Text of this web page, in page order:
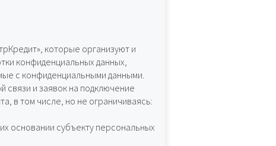
которые организуют и
конфиденциальных данных,
с конфиденциальными данными.
и заявок на подключение
в том числе, но не ограничиваясь:
основании субъекту персональных